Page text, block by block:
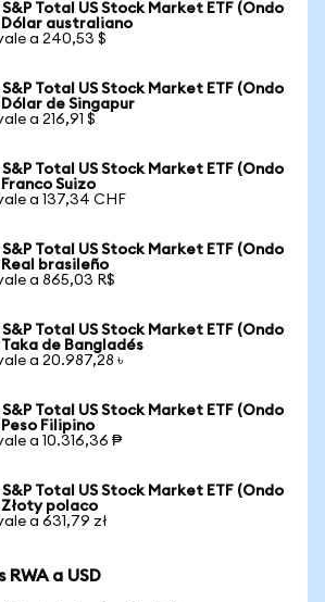
Total US Stock Market ETF (Ondo
Dólar australiano
a 240,53 $
Total US Stock Market ETF (Ondo
de Singapur
a 216,91 $
Total US Stock Market ETF (Ondo
Suizo
a 137,34 CHF
Total US Stock Market ETF (Ondo
brasileño
a 865,03 R$
Total US Stock Market ETF (Ondo
de Bangladés
a 20.987,28 ৳
Total US Stock Market ETF (Ondo
Filipino
a 10.316,36 ₱
Total US Stock Market ETF (Ondo
polaco
a 631,79 zł
a USD